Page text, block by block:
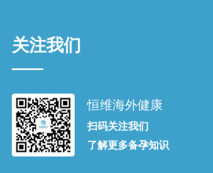
关注我们
恒维海外健康
扫码关注我们
了解更多备孕知识